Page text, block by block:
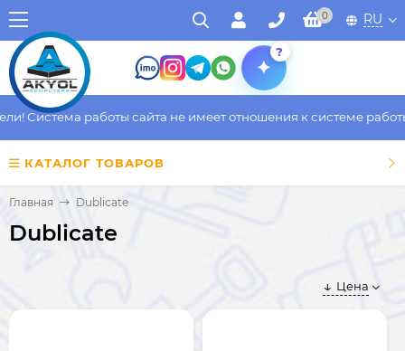
0 RU
?
Система работы сайта не имеет отношения к системе работы
КАТАЛОГ ТОВАРОВ
Главная Dublicate
Dublicate
Цена